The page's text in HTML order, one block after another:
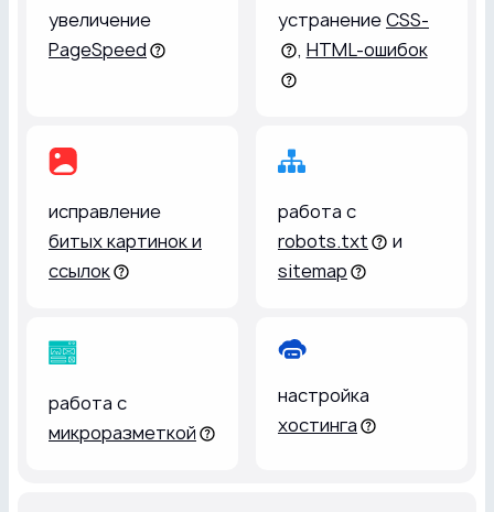
увеличение
PageSpeed
устранениеCSS-
, HTML-ошибок
исправление
битых картинок и
ссылок
работа с
robots.txt
и
sitemap
работа с
микроразметкой
настройка
хостинга